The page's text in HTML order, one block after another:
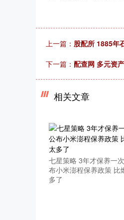
上一篇： 股配所 1885年
下一篇： 配查网 多元资
相关文章
七星策略 3年才保养一
布小米澎程保养政策 比
多了